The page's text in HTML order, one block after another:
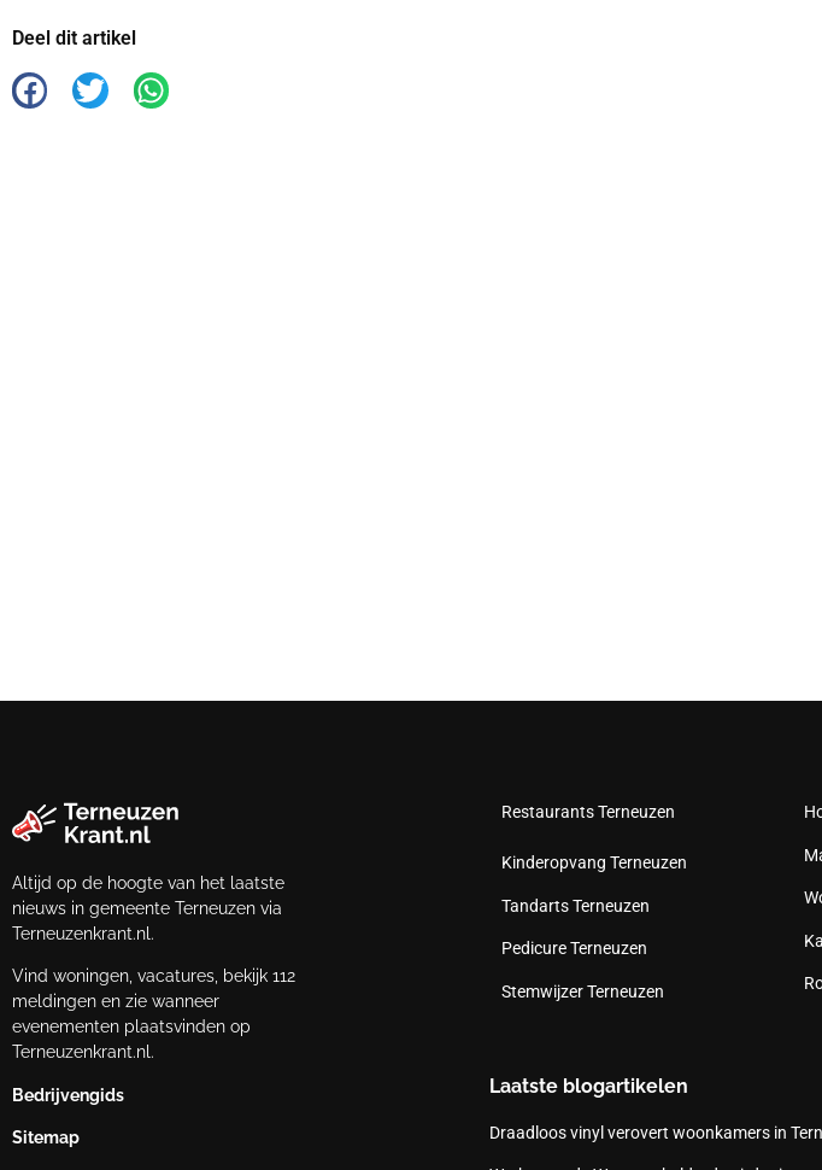
Deel dit artikel
Altijd op de hoogte van het laatste
nieuws in gemeente Terneuzen via
Terneuzenkrant.nl.
Vind woningen, vacatures, bekijk 112
meldingen en zie wanneer
evenementen plaatsvinden op
Terneuzenkrant.nl.
Bedrijvengids
Sitemap
Restaurants Terneuzen
Kinderopvang Terneuzen
Tandarts Terneuzen
Pedicure Terneuzen
Stemwijzer Terneuzen
Laatste blogartikelen
Draadloos vinyl verovert woonkamers in